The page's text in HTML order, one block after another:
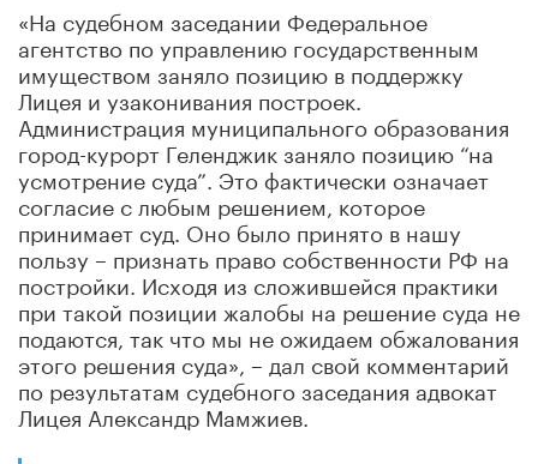
«На судебном заседании Федеральное
агентство по управлению государственным
имуществом заняло позицию в поддержку
Лицея и узаконивания построек.
Администрация муниципального образования
город-курорт Геленджик заняло позицию “на
усмотрение суда”. Это фактически означает
согласие с любым решением, которое
принимает суд. Оно было принято в нашу
пользу – признать право собственности РФ на
постройки. Исходя из сложившейся практики
при такой позиции жалобы на решение суда не
подаются, так что мы не ожидаем обжалования
этого решения суда», – дал свой комментарий
по результатам судебного заседания адвокат
Лицея Александр Мамжиев.